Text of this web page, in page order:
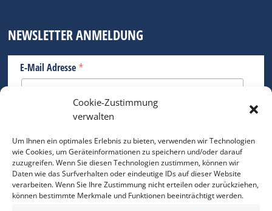
Cookie-Zustimmung
verwalten
Um Ihnen ein optimales Erlebnis zu bieten, verwenden wir Technologien
wie Cookies, um Geräteinformationen zu speichern und/oder darauf
zuzugreifen. Wenn Sie diesen Technologien zustimmen, können wir
Daten wie das Surfverhalten oder eindeutige IDs auf dieser Website
verarbeiten. Wenn Sie Ihre Zustimmung nicht erteilen oder zurückziehen,
können bestimmte Merkmale und Funktionen beeinträchtigt werden.
NEWSLETTER ANMELDUNG
E-Mail Adresse *
Bitte geben Sie Ihre E-Mail Adresse ein.
*